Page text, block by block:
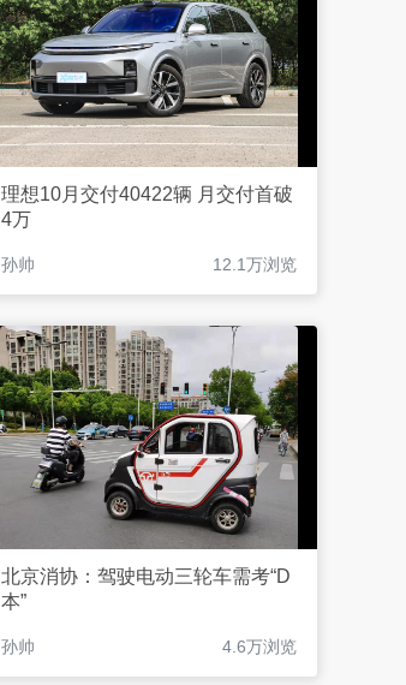
理想10月交付40422辆 月交付首破
4万
孙帅 12.1万浏览
北京消协：驾驶电动三轮车需考“D
本”
孙帅 4.6万浏览